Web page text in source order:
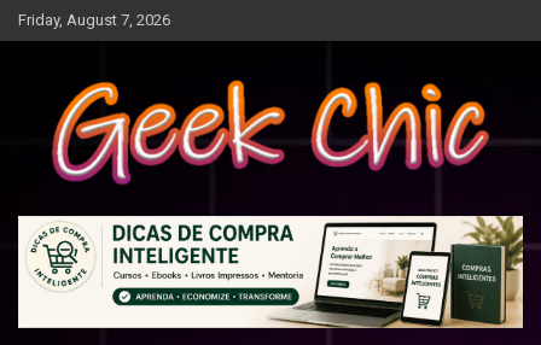
Skip
to
Friday, August 7, 2026
Geek Chic